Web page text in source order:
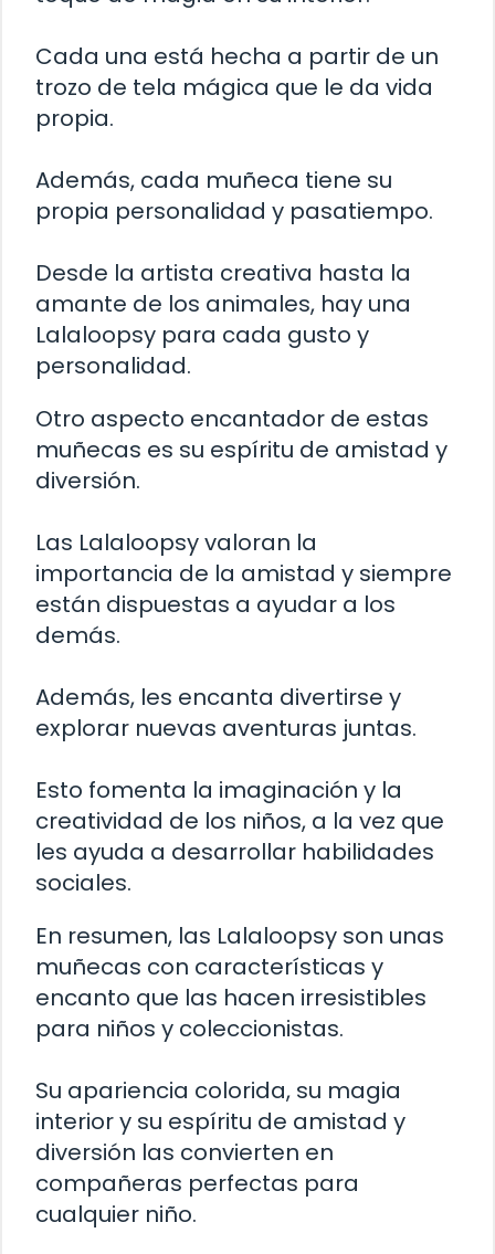
Cada una está hecha a partir de un
trozo de tela mágica que le da vida
propia.
Además, cada muñeca tiene su
propia personalidad y pasatiempo.
Desde la artista creativa hasta la
amante de los animales, hay una
Lalaloopsy para cada gusto y
personalidad.
Otro aspecto encantador de estas
muñecas es su espíritu de amistad y
diversión.
Las Lalaloopsy valoran la
importancia de la amistad y siempre
están dispuestas a ayudar a los
demás.
Además, les encanta divertirse y
explorar nuevas aventuras juntas.
Esto fomenta la imaginación y la
creatividad de los niños, a la vez que
les ayuda a desarrollar habilidades
sociales.
En resumen, las Lalaloopsy son unas
muñecas con características y
encanto que las hacen irresistibles
para niños y coleccionistas.
Su apariencia colorida, su magia
interior y su espíritu de amistad y
diversión las convierten en
compañeras perfectas para
cualquier niño.